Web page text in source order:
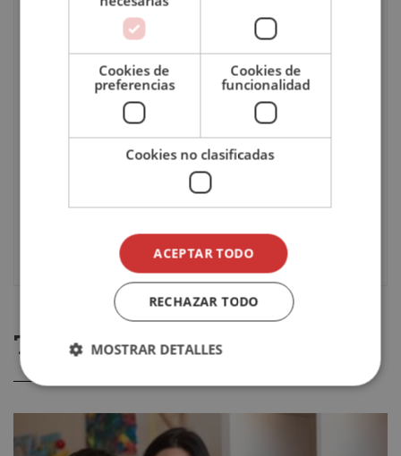
Duración
TE PODRÍA GUSTAR
Cookies de
preferencias
Cookies de
funcionalidad
Cookies no clasificadas
ACEPTAR TODO
RECHAZAR TODO
MOSTRAR DETALLES